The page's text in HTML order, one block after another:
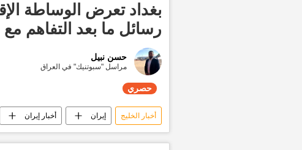
بغداد تعرض الوساطة
رسائل ما بعد التفاهم
حسن نبيل
مراسل "سبوتنيك" في العراق
حصري
أخبار الخليج إيران أخبار إيران
تقارير سبوتنيك حصري